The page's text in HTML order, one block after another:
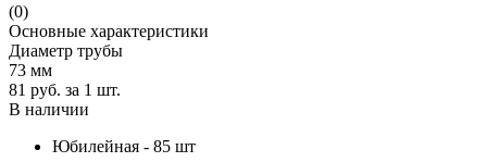
(0)
Основные характеристики
Диаметр трубы
73 мм
81 руб. за 1 шт.
В наличии
Юбилейная - 85 шт